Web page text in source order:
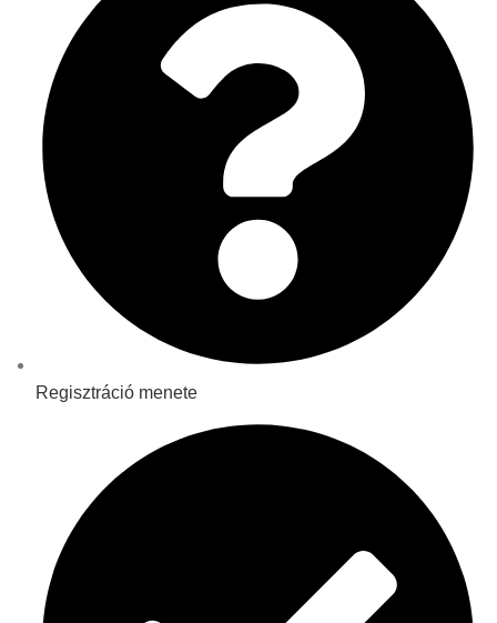
Regisztráció menete